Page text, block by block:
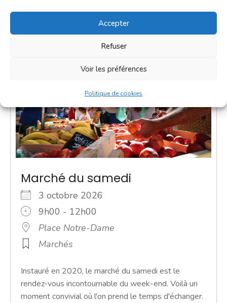
Accepter
Refuser
Voir les préférences
Politique de cookies
Marché du samedi
3 octobre 2026
9h00 - 12h00
Place Notre-Dame
Marchés
Instauré en 2020, le marché du samedi est le
rendez-vous incontournable du week-end. Voilà un
moment convivial où l'on prend le temps d'échanger.